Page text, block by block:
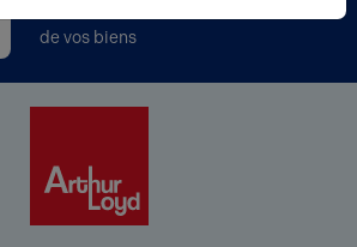
de vos biens